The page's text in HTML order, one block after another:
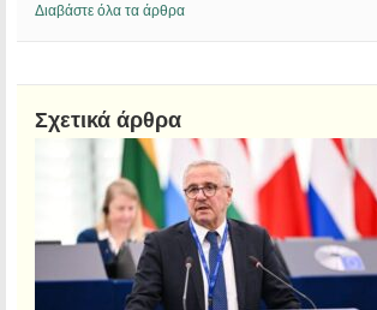
Διαβάστε όλα τα άρθρα
Σχετικά άρθρα